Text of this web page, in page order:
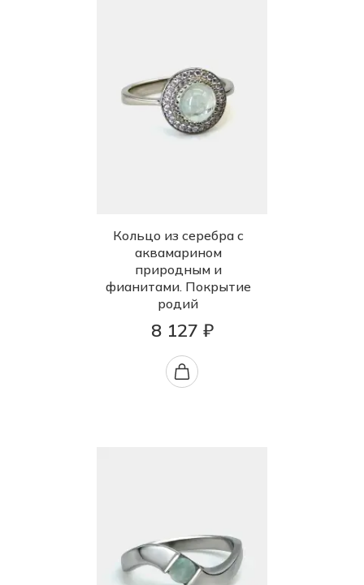
Кольцо из серебра с
аквамарином
природным и
фианитами. Покрытие
родий
8 127 ₽